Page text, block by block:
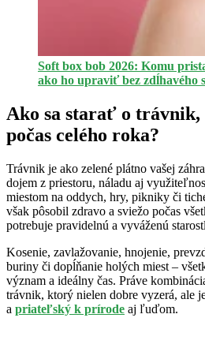
Soft box bob 2026: Komu
ako ho upraviť bez zdĺhavého
Ako sa starať o trávnik,
počas celého roka?
Trávnik je ako zelené plátno vašej
dojem z priestoru, náladu aj
miestom na oddych, hry, pikniky či
však pôsobil zdravo a sviežo počas
potrebuje pravidelnú a vyváženú
Kosenie, zavlažovanie, hnojenie,
buriny či dopĺňanie holých miest –
význam a ideálny čas. Práve
trávnik, ktorý nielen dobre vyzerá, ale
a priateľský k prírode aj ľuďom.